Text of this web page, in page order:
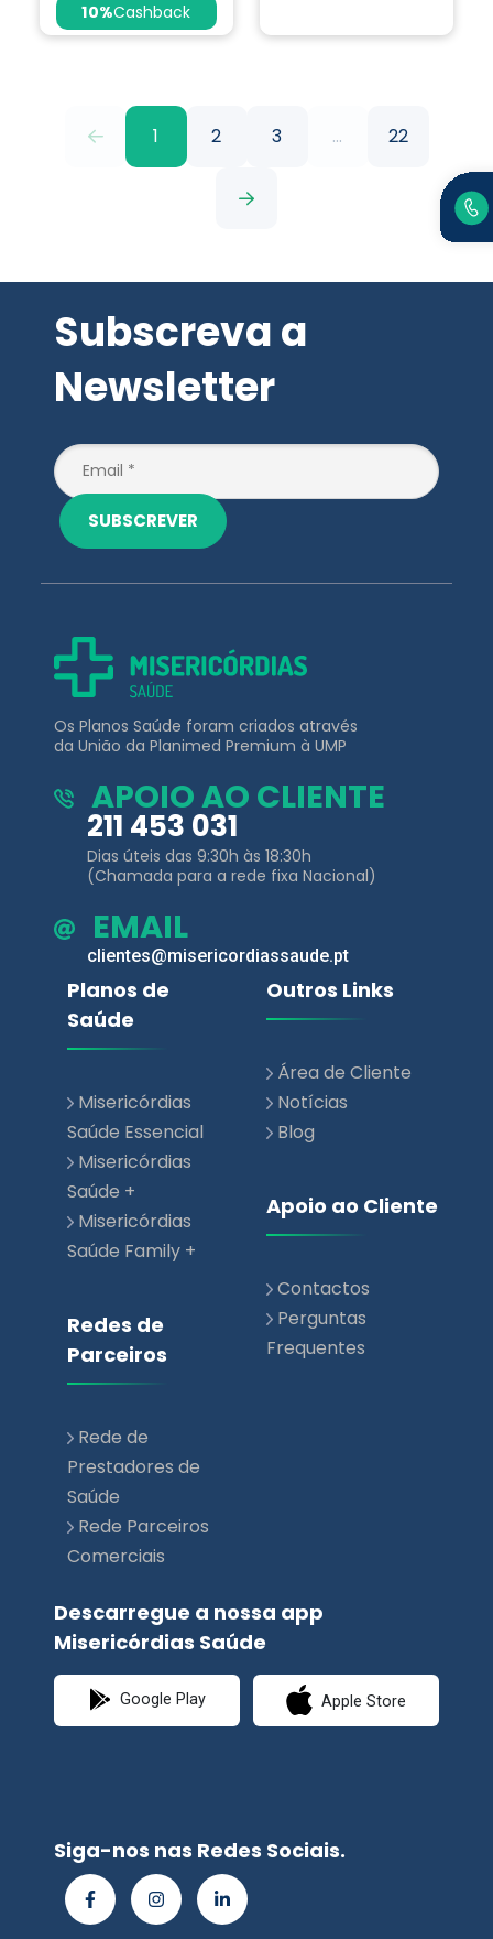
10%Cashback
1 2 3 ... 22
Subscreva a
Newsletter
SUBSCREVER
Os Planos Saúde foram criados através
da União da Planimed Premium à UMP
APOIO AO CLIENTE
211 453 031
Dias úteis das 9:30h às 18:30h
(Chamada para a rede fixa Nacional)
EMAIL
clientes@misericordiassaude.pt
Planos de
Saúde
Misericórdias
Saúde Essencial
Misericórdias
Saúde +
Misericórdias
Saúde Family +
Redes de
Parceiros
Rede de
Prestadores de
Saúde
Rede Parceiros
Comerciais
Outros Links
Área de Cliente
Notícias
Blog
Apoio ao Cliente
Contactos
Perguntas
Frequentes
Descarregue a nossa app
Misericórdias Saúde
Google Play Apple Store
Siga-nos nas Redes Sociais.